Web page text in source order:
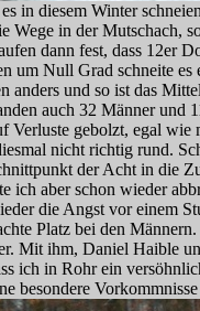
in diesem Winter
Wege in der Mutschach,
dann fest, dass 12er
um Null Grad schneite
und so ist das
auch 32 Männer und
Verluste gebolzt, egal wie
nicht richtig rund.
der Acht in die
ich aber schon wieder
die Angst vor einem
Platz bei den
Mit ihm, Daniel Haible
ich in Rohr ein
besondere